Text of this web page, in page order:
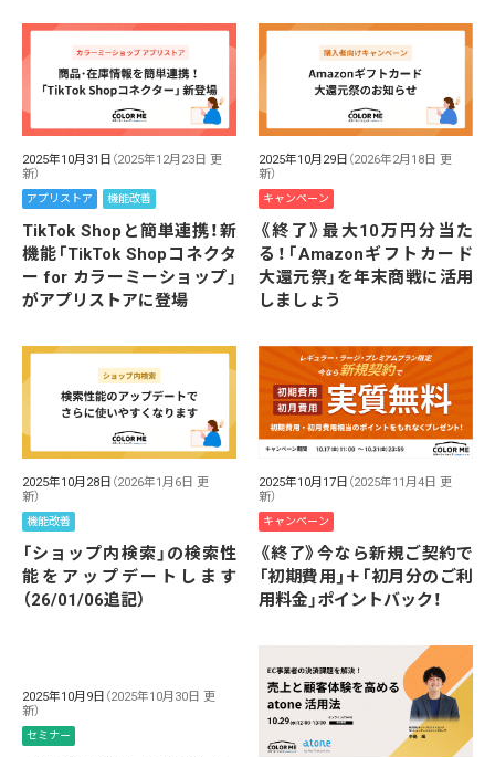
2025年10月31日 （2025年12月23日 更
新）
アプリストア 機能改善
TikTok Shopと簡単連携！新
機能「TikTok Shopコネクタ
ー for カラーミーショップ」
がアプリストアに登場
2025年10月29日 （2026年2月18日 更
新）
キャンペーン
《終了》最大10万円分当た
る！「Amazonギフトカード
大還元祭」を年末商戦に活用
しましょう
2025年10月28日 （2026年1月6日 更
新）
機能改善
「ショップ内検索」の検索性
能をアップデートします
（26/01/06追記）
2025年10月17日 （2025年11月4日 更
新）
キャンペーン
《終了》今なら新規ご契約で
「初期費用｣＋｢初月分のご利
用料金」ポイントバック！
2025年10月9日 （2025年10月30日 更
新）
セミナー